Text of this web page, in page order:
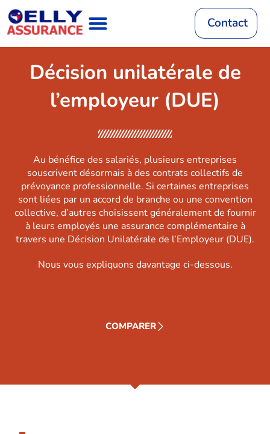
au
contenu
Contact
Décision unilatérale de
l’employeur (DUE)
Au bénéfice des salariés, plusieurs entreprises
souscrivent désormais à des contrats collectifs de
prévoyance professionnelle. Si certaines entreprises
sont liées par un accord de branche ou une convention
collective, d’autres choisissent généralement de fournir
à leurs employés une assurance complémentaire à
travers une Décision Unilatérale de l’Employeur (DUE).
Nous vous expliquons davantage ci-dessous.
COMPARER